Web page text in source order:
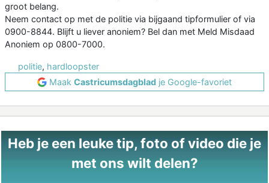
groot belang.
Neem contact op met de politie via bijgaand tipformulier of via
0900-8844. Blijft u liever anoniem? Bel dan met Meld Misdaad
Anoniem op 0800-7000.
politie, hardloopster
Maak Castricumsdagblad je Google-favoriet
Heb je een leuke tip, foto of video die je
met ons wilt delen?